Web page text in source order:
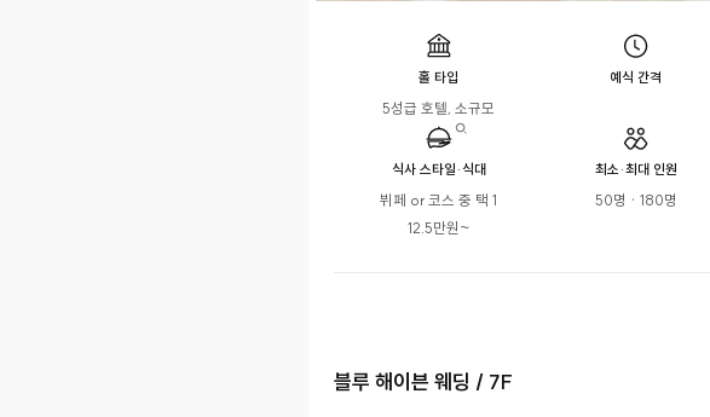
홀 타입
5성급 호텔, 소규모
예식 간격
식사 스타일·식대
뷔페 or 코스 중 택 1
12.5만원~
최소·최대 인원
50명 · 180명
블루 해이븐 웨딩 / 7F